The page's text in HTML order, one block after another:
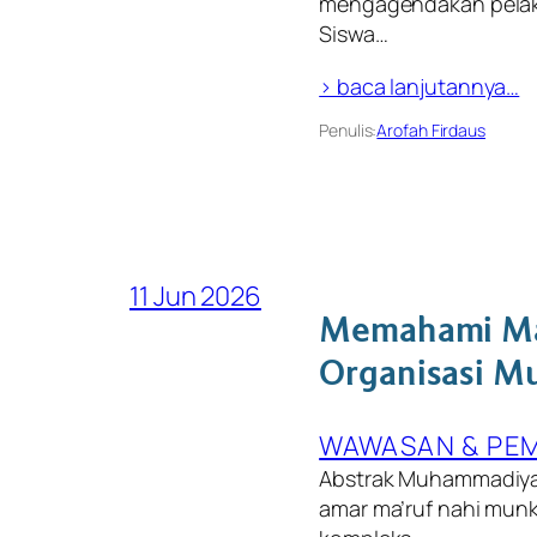
Siswa…
> baca lanjutannya…
Penulis:Arofah Firdaus
11 Jun 2026
Memahami
Organisasi
WAWASAN &
Abstrak
amar ma’ruf nahi